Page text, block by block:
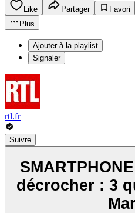
Like Partager
Favori
Plus
Ajouter à la playlist
Signaler
rtl.fr
Suivre
décrocher : 3